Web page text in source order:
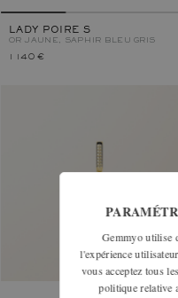
LADY POIRE S
OR JAUNE, SAPHIR BLEU GRIS
1 140 €
Gemmyo utilise
l'expérience
vous acceptez tous
politique relative